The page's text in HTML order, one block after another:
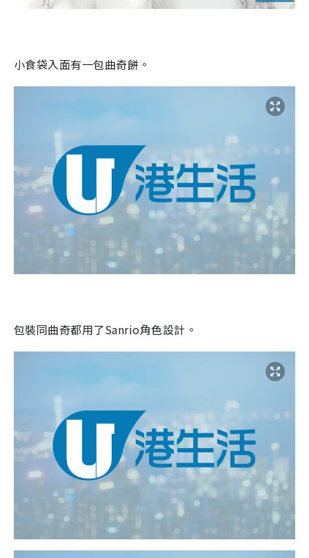
小食袋入面有一包曲奇餅。
包裝同曲奇都用了Sanrio角色設計。